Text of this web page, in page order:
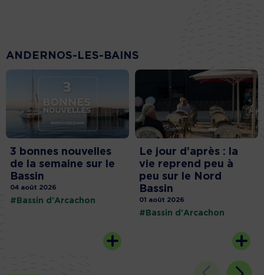
ANDERNOS-LES-BAINS
3 bonnes nouvelles
de la semaine sur le
Bassin
04 août 2026
#Bassin d'Arcachon
Le jour d’après : la
vie reprend peu à
peu sur le Nord
Bassin
01 août 2026
#Bassin d'Arcachon